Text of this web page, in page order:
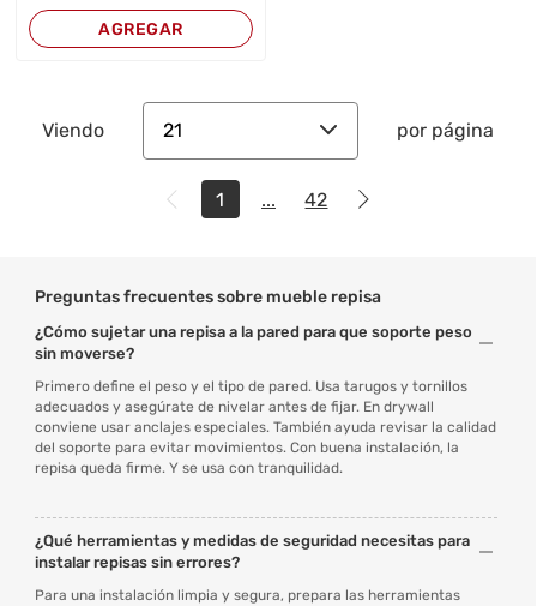
AGREGAR
Viendo 21 por página
1 ... 42
Preguntas frecuentes sobre mueble repisa
¿Cómo sujetar una repisa a la pared para que soporte peso
sin moverse?
Primero define el peso y el tipo de pared. Usa tarugos y tornillos
adecuados y asegúrate de nivelar antes de fijar. En drywall
conviene usar anclajes especiales. También ayuda revisar la calidad
del soporte para evitar movimientos. Con buena instalación, la
repisa queda firme. Y se usa con tranquilidad.
¿Qué herramientas y medidas de seguridad necesitas para
instalar repisas sin errores?
Para una instalación limpia y segura, prepara las herramientas